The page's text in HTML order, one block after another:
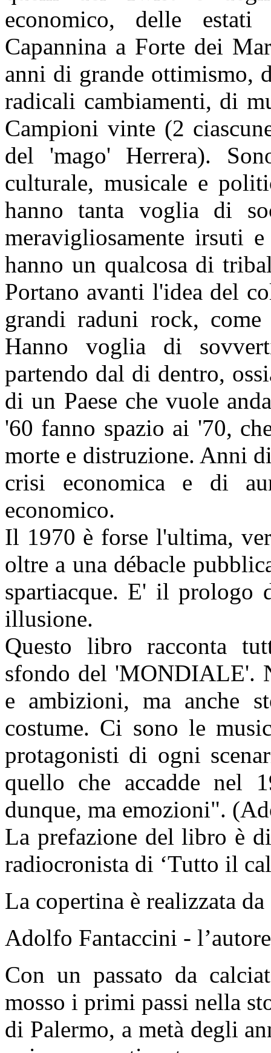
economico, delle
Capannina a Forte dei
anni di grande ottimismo,
radicali cambiamenti, di
Campioni vinte (2
del 'mago' Herrera).
culturale, musicale e
hanno tanta voglia di
meravigliosamente irsuti
hanno un qualcosa di
Portano avanti l'idea del
grandi raduni rock,
Hanno voglia di
partendo dal di dentro,
di un Paese che vuole
'60 fanno spazio ai '70,
morte e distruzione. Anni
crisi economica e di
economico.
Il 1970 è forse l'ultima,
oltre a una débacle
spartiacque. E' il prologo
illusione.
Questo libro racconta
sfondo del 'MONDIALE'.
e ambizioni, ma anche
costume. Ci sono le
protagonisti di ogni
quello che accadde nel
dunque, ma emozioni".
La prefazione del libro è
radiocronista di ‘Tutto il
La copertina è realizzata
Adolfo Fantaccini - l’autore
Con un passato da
mosso i primi passi nella
di Palermo, a metà degli